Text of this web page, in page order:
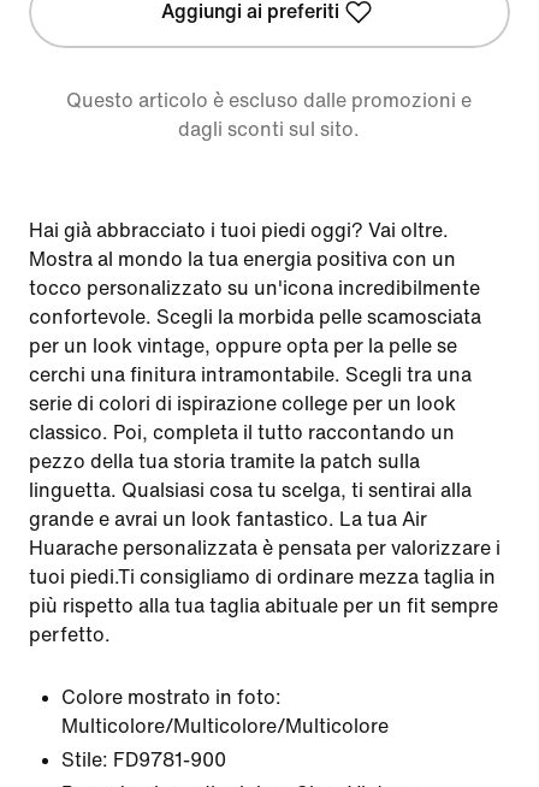
Aggiungi ai preferiti
Questo articolo è escluso dalle promozioni e
dagli sconti sul sito.
Hai già abbracciato i tuoi piedi oggi? Vai oltre.
Mostra al mondo la tua energia positiva con un
tocco personalizzato su un'icona incredibilmente
confortevole. Scegli la morbida pelle scamosciata
per un look vintage, oppure opta per la pelle se
cerchi una finitura intramontabile. Scegli tra una
serie di colori di ispirazione college per un look
classico. Poi, completa il tutto raccontando un
pezzo della tua storia tramite la patch sulla
linguetta. Qualsiasi cosa tu scelga, ti sentirai alla
grande e avrai un look fantastico. La tua Air
Huarache personalizzata è pensata per valorizzare i
tuoi piedi.Ti consigliamo di ordinare mezza taglia in
più rispetto alla tua taglia abituale per un fit sempre
perfetto.
Colore mostrato in foto:
Multicolore/Multicolore/Multicolore
Stile: FD9781-900